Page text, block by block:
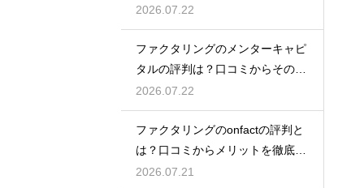
態を解説
2026.07.22
ファクタリングのメンターキャピ
タルの評判は？口コミからその実
態を徹底解説
2026.07.22
ファクタリングのonfactの評判と
は？口コミからメリットを徹底解
説
2026.07.21